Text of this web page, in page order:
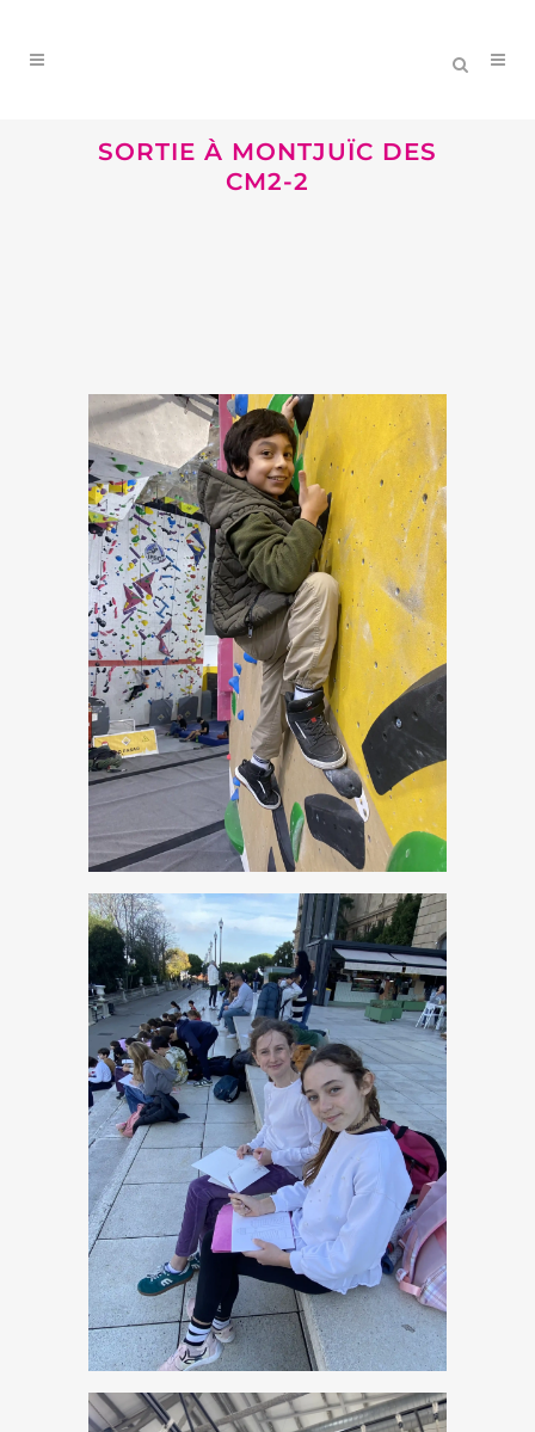
SORTIE À MONTJUÏC DES
CM2-2